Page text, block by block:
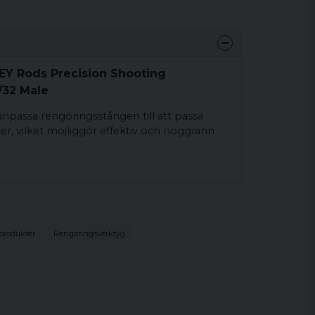
Rods Precision Shooting
Male
rengöringsstången till att passa
vilket möjliggör effektiv och noggrann
Rengöringsverktyg